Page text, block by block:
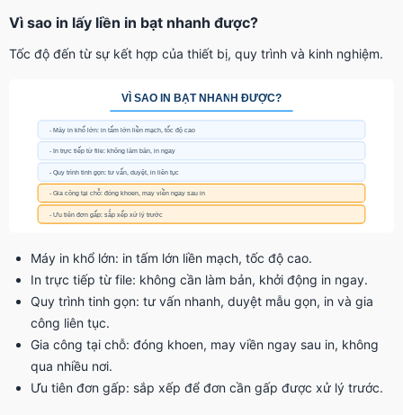
Vì sao in lấy liền in bạt nhanh được?
Tốc độ đến từ sự kết hợp của thiết bị, quy trình và kinh nghiệm.
Máy in khổ lớn: in tấm lớn liền mạch, tốc độ cao.
In trực tiếp từ file: không cần làm bản, khởi động in ngay.
Quy trình tinh gọn: tư vấn nhanh, duyệt mẫu gọn, in và gia
công liên tục.
Gia công tại chỗ: đóng khoen, may viền ngay sau in, không
qua nhiều nơi.
Ưu tiên đơn gấp: sắp xếp để đơn cần gấp được xử lý trước.